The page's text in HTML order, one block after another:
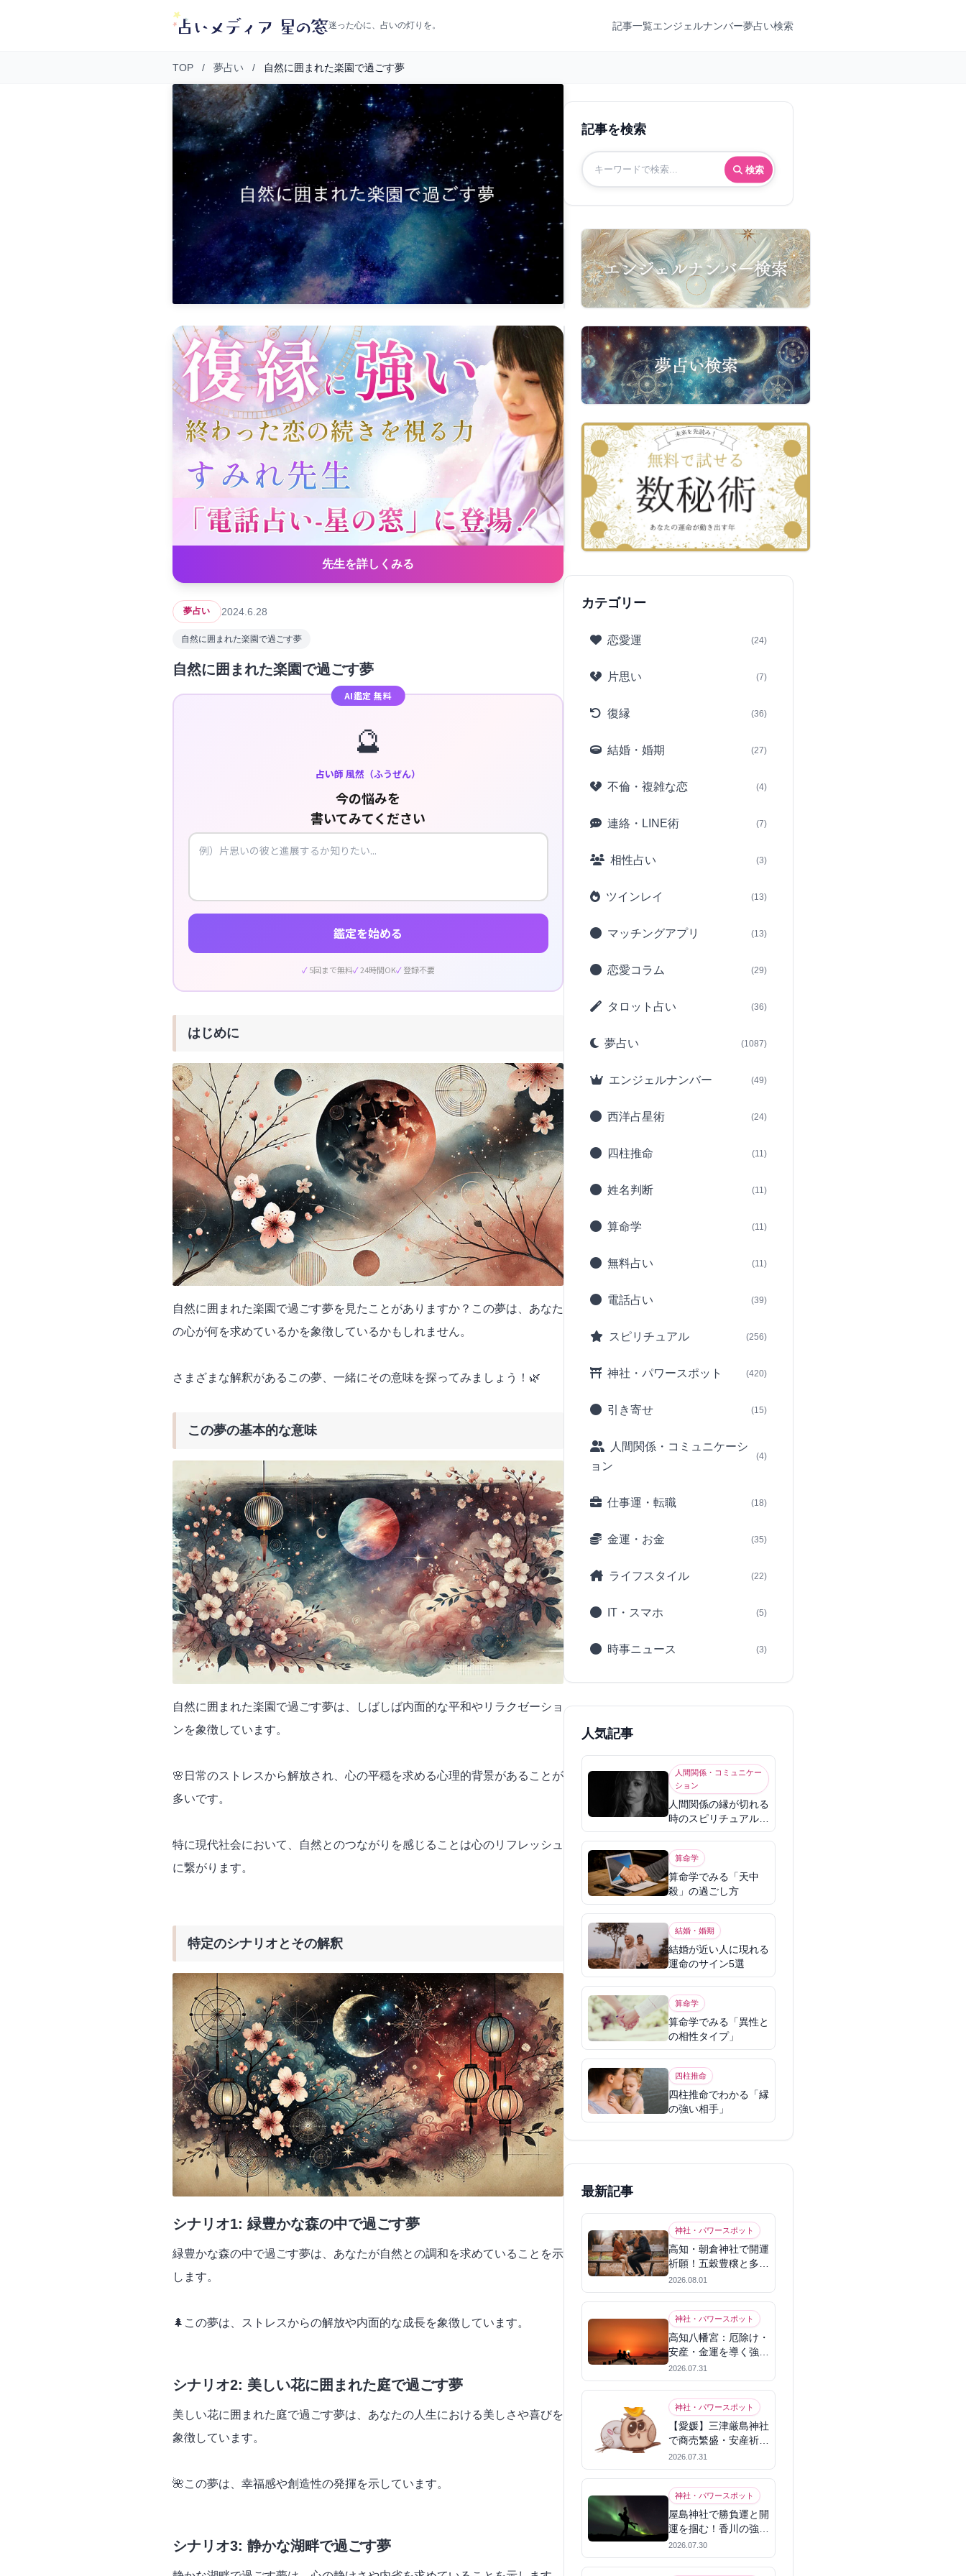
迷った心に、占いの灯りを。 記事一覧エンジェルナンバー夢占い検索
TOP / 夢占い / 自然に囲まれた楽園で過ごす夢
先生を詳しくみる
夢占い 2024.6.28
自然に囲まれた楽園で過ごす夢
自然に囲まれた楽園で過ごす夢
AI鑑定 無料
🔮
占い師 風然（ふうぜん）
今の悩みを
書いてみてください
鑑定を始める
5回まで無料 24時間OK 登録不要
はじめに
自然に囲まれた楽園で過ごす夢を見たことがありますか？この夢は、あなた
の心が何を求めているかを象徴しているかもしれません。
さまざまな解釈があるこの夢、一緒にその意味を探ってみましょう！🌿
この夢の基本的な意味
自然に囲まれた楽園で過ごす夢は、しばしば内面的な平和やリラクゼーショ
ンを象徴しています。
🌸日常のストレスから解放され、心の平穏を求める心理的背景があることが
多いです。
特に現代社会において、自然とのつながりを感じることは心のリフレッシュ
に繋がります。
特定のシナリオとその解釈
シナリオ1: 緑豊かな森の中で過ごす夢
緑豊かな森の中で過ごす夢は、あなたが自然との調和を求めていることを示
します。
🌲この夢は、ストレスからの解放や内面的な成長を象徴しています。
シナリオ2: 美しい花に囲まれた庭で過ごす夢
美しい花に囲まれた庭で過ごす夢は、あなたの人生における美しさや喜びを
象徴しています。
🌺この夢は、幸福感や創造性の発揮を示しています。
シナリオ3: 静かな湖畔で過ごす夢
記事を検索
検索
カテゴリー
恋愛運 (24)
片思い (7)
復縁 (36)
結婚・婚期 (27)
不倫・複雑な恋 (4)
連絡・LINE術 (7)
相性占い (3)
ツインレイ (13)
マッチングアプリ (13)
恋愛コラム (29)
タロット占い (36)
夢占い (1087)
エンジェルナンバー (49)
西洋占星術 (24)
四柱推命 (11)
姓名判断 (11)
算命学 (11)
無料占い (11)
電話占い (39)
スピリチュアル (256)
神社・パワースポット (420)
引き寄せ (15)
人間関係・コミュニケーシ
ョン
(4)
仕事運・転職 (18)
金運・お金 (35)
ライフスタイル (22)
IT・スマホ (5)
時事ニュース (3)
人気記事
人間関係・コミュニケー
ション
人間関係の縁が切れる
時のスピリチュアル意
味
算命学
算命学でみる「天中
殺」の過ごし方
結婚・婚期
結婚が近い人に現れる
運命のサイン5選
算命学
算命学でみる「異性と
の相性タイプ」
四柱推命
四柱推命でわかる「縁
の強い相手」
最新記事
神社・パワースポット
高知・朝倉神社で開運
祈願！五穀豊穣と多幸
を呼ぶパワースポット
2026.08.01
神社・パワースポット
高知八幡宮：厄除け・
安産・金運を導く強力
パワースポット
2026.07.31
神社・パワースポット
【愛媛】三津厳島神社
で商売繁盛・安産祈
願！宗像三女神のパワ
ーを授かる
2026.07.31
神社・パワースポット
屋島神社で勝負運と開
運を掴む！香川の強力
パワースポット
2026.07.30